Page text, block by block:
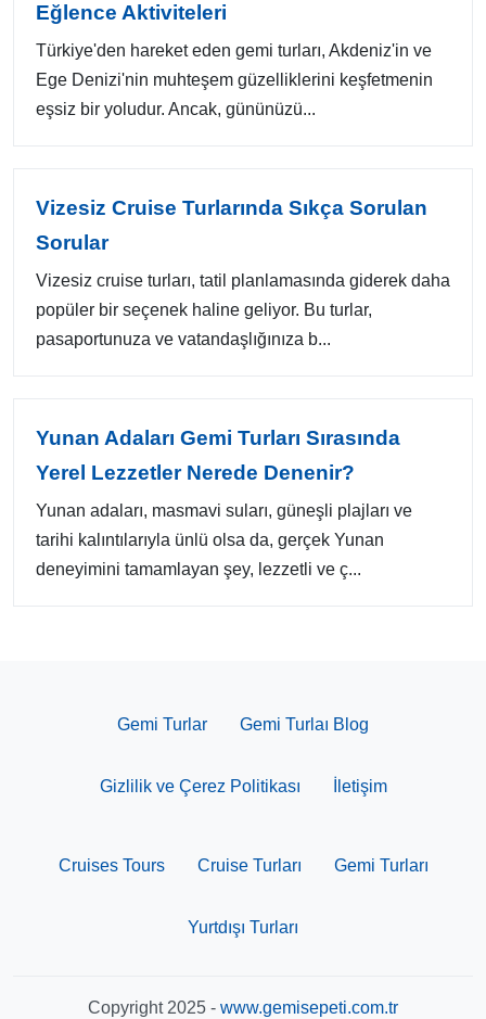
Eğlence Aktiviteleri
Türkiye'den hareket eden gemi turları, Akdeniz'in ve
Ege Denizi'nin muhteşem güzelliklerini keşfetmenin
eşsiz bir yoludur. Ancak, gününüzü...
Vizesiz Cruise Turlarında Sıkça Sorulan
Sorular
Vizesiz cruise turları, tatil planlamasında giderek daha
popüler bir seçenek haline geliyor. Bu turlar,
pasaportunuza ve vatandaşlığınıza b...
Yunan Adaları Gemi Turları Sırasında
Yerel Lezzetler Nerede Denenir?
Yunan adaları, masmavi suları, güneşli plajları ve
tarihi kalıntılarıyla ünlü olsa da, gerçek Yunan
deneyimini tamamlayan şey, lezzetli ve ç...
Gemi Turlar Gemi Turlaı Blog
Gizlilik ve Çerez Politikası İletişim
Cruises Tours Cruise Turları Gemi Turları
Yurtdışı Turları
Copyright 2025 - www.gemisepeti.com.tr